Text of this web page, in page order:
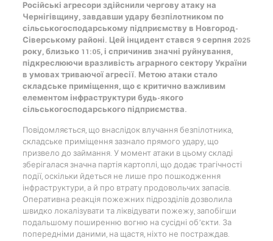
Російські агресори здійснили чергову атаку на
Чернігівщину, завдавши удару безпілотником по
сільськогосподарському підприємству в Новгород-
Сіверському районі. Цей інцидент стався 9 серпня 2025
року, близько 11:05, і спричинив значні руйнування,
підкреслюючи вразливість аграрного сектору України
в умовах триваючої агресії. Метою атаки стало
складське приміщення, що є критично важливим
елементом інфраструктури будь-якого
сільськогосподарського підприємства.
Повідомляється, що внаслідок влучання безпілотника,
складське приміщення зазнало прямого удару, що
призвело до займання. У момент атаки в цьому складі
зберігалася значна партія картоплі, що додає трагічності
події, оскільки йдеться не лише про пошкодження
інфраструктури, а й про втрату продовольчих запасів.
Оперативна реакція пожежних підрозділів дозволила
швидко локалізувати та ліквідувати пожежу, запобігши
подальшому поширенню вогню на сусідні об’єкти. За
попередніми даними, на щастя, ніхто не постраждав.